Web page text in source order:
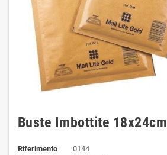
Buste Imbottite 18x24cm
Riferimento
0144